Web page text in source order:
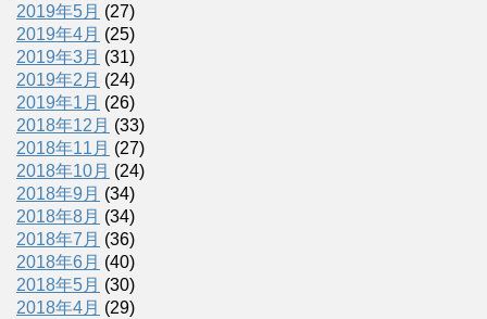
2019年5月 (27)
2019年4月 (25)
2019年3月 (31)
2019年2月 (24)
2019年1月 (26)
2018年12月 (33)
2018年11月 (27)
2018年10月 (24)
2018年9月 (34)
2018年8月 (34)
2018年7月 (36)
2018年6月 (40)
2018年5月 (30)
2018年4月 (29)